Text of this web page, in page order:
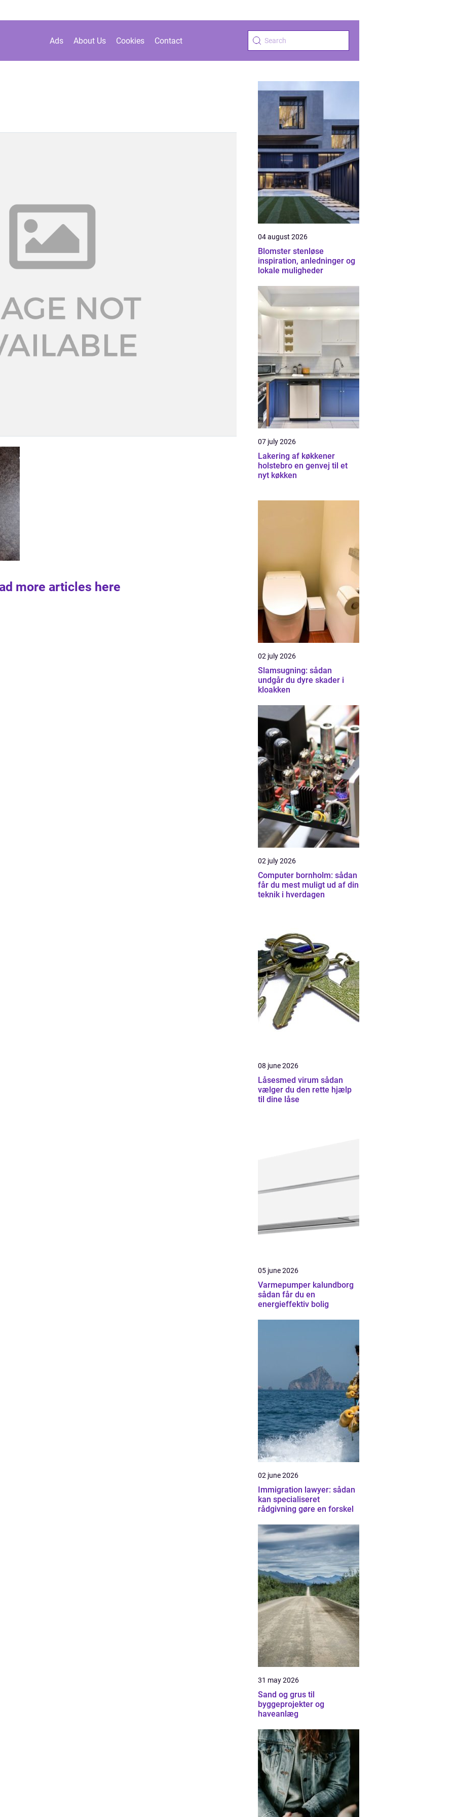
Ads About Us Cookies Contact
more articles here
04 august 2026
Blomster stenløse
inspiration, anledninger og
lokale muligheder
07 july 2026
Lakering af køkkener
holstebro en genvej til et
nyt køkken
02 july 2026
Slamsugning: sådan
undgår du dyre skader i
kloakken
02 july 2026
Computer bornholm: sådan
får du mest muligt ud af din
teknik i hverdagen
08 june 2026
Låsesmed virum sådan
vælger du den rette hjælp
til dine låse
05 june 2026
Varmepumper kalundborg
sådan får du en
energieffektiv bolig
02 june 2026
Immigration lawyer: sådan
kan specialiseret
rådgivning gøre en forskel
31 may 2026
Sand og grus til
byggeprojekter og
haveanlæg